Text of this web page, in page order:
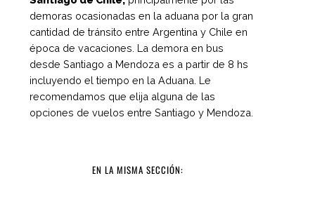
EN LA MISMA SECCIÓN:
demoras ocasionadas en la aduana por la gran
cantidad de tránsito entre Argentina y Chile en
época de vacaciones. La demora en bus
desde Santiago a Mendoza es a partir de 8 hs
incluyendo el tiempo en la Aduana. Le
recomendamos que elija alguna de las
opciones de vuelos entre Santiago y Mendoza.